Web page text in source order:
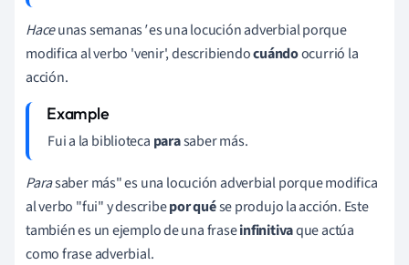
Haceunas semanas'es una locución adverbial porque
modifica al verbo 'venir', describiendocuándoocurrió la
acción.
Fui a la biblioteca parasaber más.
Parasaber más" es una locución adverbial porque modifica
al verbo "fui" y describepor quése produjo la acción. Este
también es un ejemplo de una fraseinfinitivaque actúa
como frase adverbial.